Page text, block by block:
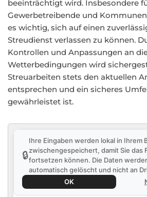
beeinträchtigt wird. Insbesondere
Gewerbetreibende und
es wichtig, sich auf einen
Streudienst verlassen zu können.
Kontrollen und Anpassungen an
Wetterbedingungen wird
Streuarbeiten stets den aktuellen
entsprechen und ein sicheres
gewährleistet ist.
🔒
Ihre Eingaben werden lokal in Ihrem
zwischengespeichert, damit Sie das
fortsetzen können. Die Daten
automatisch gelöscht und nicht an
OK